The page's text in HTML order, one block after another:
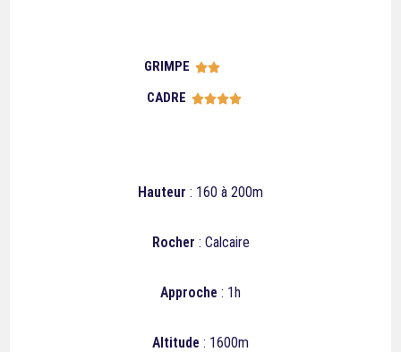
GRIMPE 
CADRE 
Hauteur : 160 à 200m
Rocher : Calcaire
Approche : 1h
Altitude : 1600m